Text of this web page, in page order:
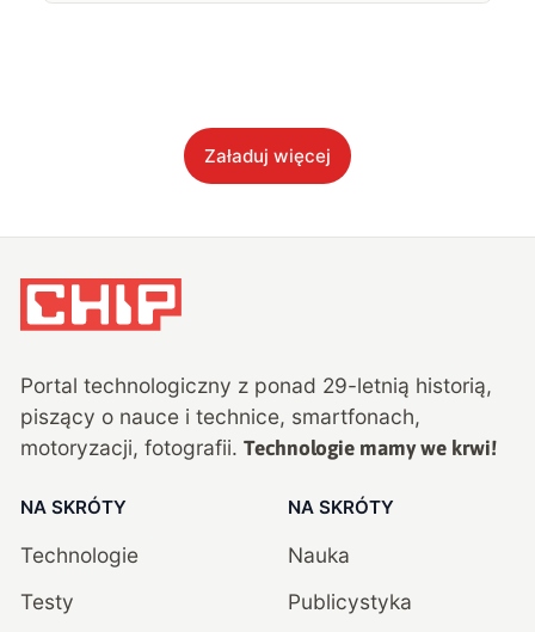
Załaduj więcej
Portal technologiczny z ponad 29-letnią historią,
piszący o nauce i technice, smartfonach,
motoryzacji, fotografii. Technologie mamy we krwi!
NA SKRÓTY
Technologie
Testy
NA SKRÓTY
Nauka
Publicystyka